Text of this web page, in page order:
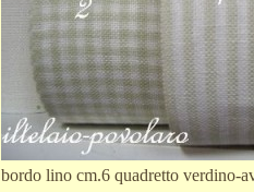
bordo lino cm.6 quadretto verdino-